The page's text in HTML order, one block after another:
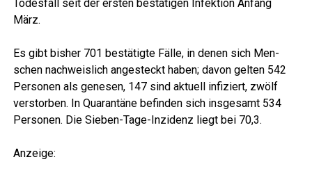
Todes­fall seit der ers­ten bestä­ti­gen Infek­ti­on Anfang
März.
Es gibt bis­her 701 bestä­tig­te Fäl­le, in denen sich Men­
schen nach­weis­lich ange­steckt haben; davon gel­ten 542
Per­so­nen als gene­sen, 147 sind aktu­ell infi­ziert, zwölf
ver­stor­ben. In Qua­ran­tä­ne befin­den sich ins­ge­samt 534
Per­so­nen. Die Sie­ben-Tage-Inzi­denz liegt bei 70,3.
Anzei­ge: